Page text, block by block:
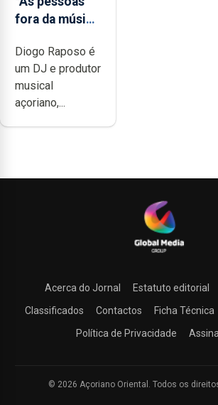
fora da música
noção do quão
difícil é
produzir uma
música”
Diogo Raposo é
um DJ e produtor
musical
açoriano,...
Acerca do Jornal Estatuto editorial
Classificados
Contactos Ficha Técnica
Política de Privacidade
© 2026 Açoriano Oriental. Todos os